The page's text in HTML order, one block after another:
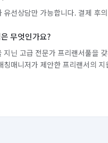
유선상담만 가능합니다. 결제 후
무엇인가요?
지닌 고급 전문가 프리랜서풀을
칭매니저가 제안한 프리랜서의